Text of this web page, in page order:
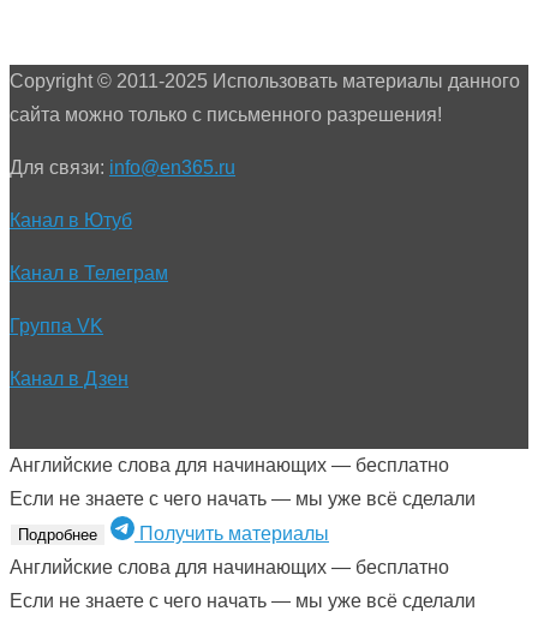
Copyright © 2011-2025 Использовать материалы данного
сайта можно только с письменного разрешения!
Для связи: info@en365.ru
Канал в Ютуб
Канал в Телеграм
Группа VK
Канал в Дзен
Английские слова для начинающих — бесплатно
Если не знаете с чего начать — мы уже всё сделали
Подробнее
Получить материалы
Английские слова для начинающих — бесплатно
Если не знаете с чего начать — мы уже всё сделали